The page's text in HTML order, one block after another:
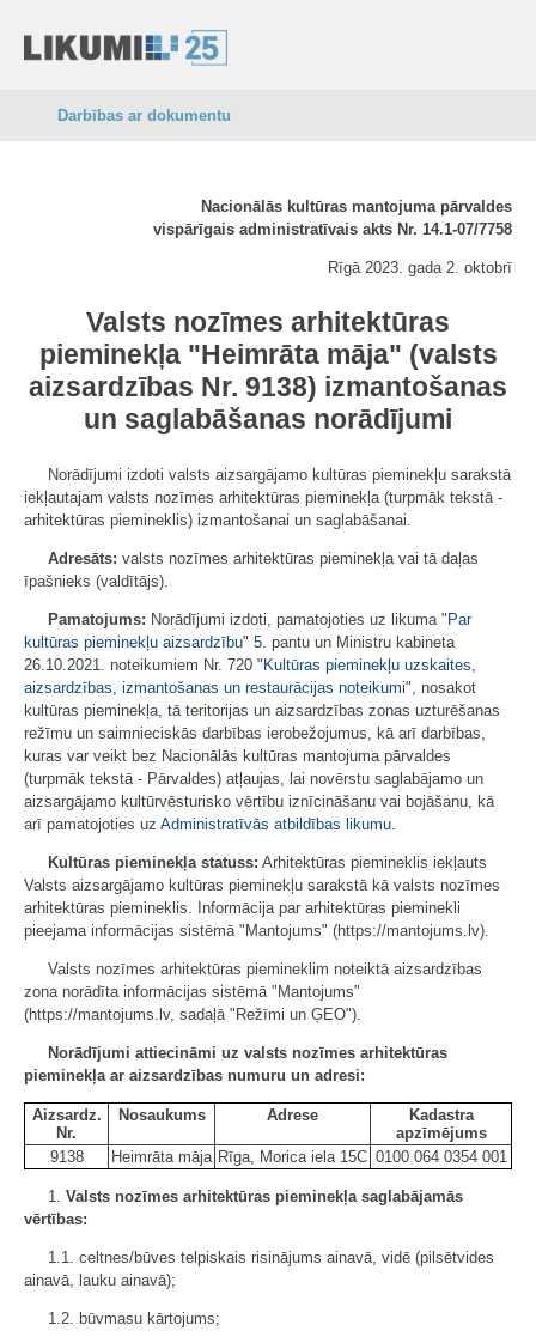
Darbības ar dokumentu
Nacionālās kultūras mantojuma pārvaldes
vispārīgais administratīvais akts Nr. 14.1-07/7758
Rīgā 2023. gada 2. oktobrī
Valsts nozīmes arhitektūras
pieminekļa "Heimrāta māja" (valsts
aizsardzības Nr. 9138) izmantošanas
un saglabāšanas norādījumi
Norādījumi izdoti valsts aizsargājamo kultūras pieminekļu sarakstā
iekļautajam valsts nozīmes arhitektūras pieminekļa (turpmāk tekstā -
arhitektūras piemineklis) izmantošanai un saglabāšanai.
Adresāts: valsts nozīmes arhitektūras pieminekļa vai tā daļas
īpašnieks (valdītājs).
Pamatojums: Norādījumi izdoti, pamatojoties uz likuma " Par
kultūras pieminekļu aizsardzību" 5. pantu un Ministru kabineta
26.10.2021. noteikumiem Nr. 720 " Kultūras pieminekļu uzskaites,
aizsardzības, izmantošanas un restaurācijas noteikumi", nosakot
kultūras pieminekļa, tā teritorijas un aizsardzības zonas uzturēšanas
režīmu un saimnieciskās darbības ierobežojumus, kā arī darbības,
kuras var veikt bez Nacionālās kultūras mantojuma pārvaldes
(turpmāk tekstā - Pārvaldes) atļaujas, lai novērstu saglabājamo un
aizsargājamo kultūrvēsturisko vērtību iznīcināšanu vai bojāšanu, kā
arī pamatojoties uz Administratīvās atbildības likumu.
Kultūras pieminekļa statuss: Arhitektūras piemineklis iekļauts
Valsts aizsargājamo kultūras pieminekļu sarakstā kā valsts nozīmes
arhitektūras piemineklis. Informācija par arhitektūras pieminekli
pieejama informācijas sistēmā "Mantojums" (https://mantojums.lv).
Valsts nozīmes arhitektūras piemineklim noteiktā aizsardzības
zona norādīta informācijas sistēmā "Mantojums"
(https://mantojums.lv, sadaļā "Režīmi un ĢEO").
Norādījumi attiecināmi uz valsts nozīmes arhitektūras
pieminekļa ar aizsardzības numuru un adresi:
Aizsardz.
Nr.
Nosaukums Adrese
Kadastra
apzīmējums
9138
Heimrāta māja Rīga, Morica iela 15C 0100 064 0354 001
1. Valsts nozīmes arhitektūras pieminekļa saglabājamās
vērtības:
1.1. celtnes/būves telpiskais risinājums ainavā, vidē (pilsētvides
ainavā, lauku ainavā);
1.2. būvmasu kārtojums;